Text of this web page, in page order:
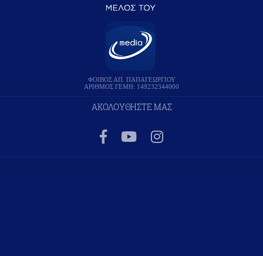
ΦΟΙΒΟΣ ΑΠ. ΠΑΠΑΓΕΩΡΓΙΟΥ
ΑΡΙΘΜΟΣ ΓΕΜΗ: 149232344000
ΑΚΟΛΟΥΘΗΣΤΕ ΜΑΣ